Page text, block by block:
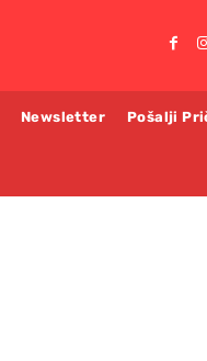
Newsletter Pošalji